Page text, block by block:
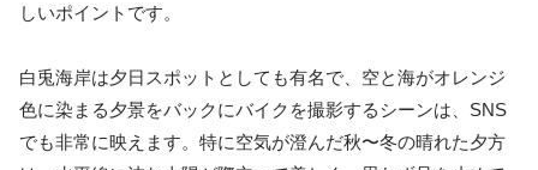
しいポイントです。
白兎海岸は夕日スポットとしても有名で、空と海がオレンジ
色に染まる夕景をバックにバイクを撮影するシーンは、SNS
でも非常に映えます。特に空気が澄んだ秋〜冬の晴れた夕方